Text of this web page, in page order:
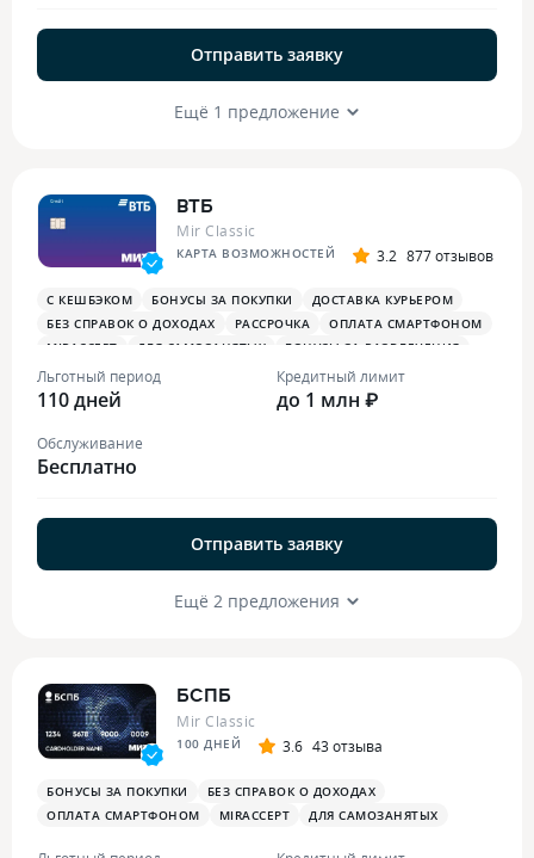
Отправить заявку
Ещё 1 предложение
ВТБ
Mir Classic
КАРТА ВОЗМОЖНОСТЕЙ 3.2 877 отзывов
С КЕШБЭКОМ БОНУСЫ ЗА ПОКУПКИ
ДОСТАВКА КУРЬЕРОМ
БЕЗ СПРАВОК О ДОХОДАХ
РАССРОЧКА
ОПЛАТА СМАРТФОНОМ
MIRACCEPT
ДЛЯ САМОЗАНЯТЫХ
БОНУСЫ ЗА РАЗВЛЕЧЕНИЯ
ПЛАТЕЖНЫЙ СТИКЕР
Льготный период
110 дней
Кредитный лимит
до 1 млн ₽
Обслуживание
Бесплатно
Отправить заявку
Ещё 2 предложения
БСПБ
Mir Classic
100 ДНЕЙ 3.6 43 отзыва
БОНУСЫ ЗА ПОКУПКИ
БЕЗ СПРАВОК О ДОХОДАХ
ОПЛАТА СМАРТФОНОМ
MIRACCEPT ДЛЯ САМОЗАНЯТЫХ